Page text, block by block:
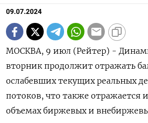
09.07.2024
МОСКВА, 9 июл (Рейтер) -
вторник продолжит отражать
ослабевших текущих реальных
потоков, что также отражается
объемах биржевых и